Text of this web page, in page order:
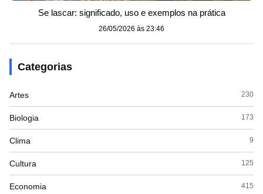
Se lascar: significado, uso e exemplos na prática
26/05/2026 às 23:46
Categorias
Artes 230
Biologia 173
Clima 9
Cultura 125
Economia 415